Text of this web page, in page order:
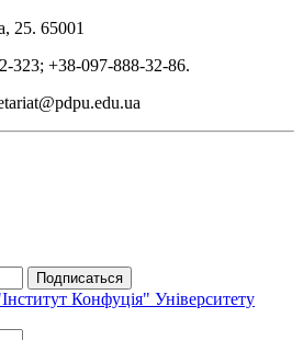
25. 65001
323; +38-097-888-32-86.
Подписаться
Конфуція" Університету